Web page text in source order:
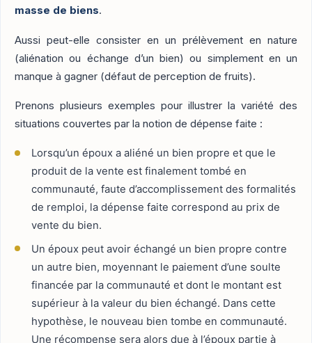
masse de biens.
Aussi peut-elle consister en un prélèvement en nature
(aliénation ou échange d’un bien) ou simplement en un
manque à gagner (défaut de perception de fruits).
Prenons plusieurs exemples pour illustrer la variété des
situations couvertes par la notion de dépense faite :
Lorsqu’un époux a aliéné un bien propre et que le
produit de la vente est finalement tombé en
communauté, faute d’accomplissement des formalités
de remploi, la dépense faite correspond au prix de
vente du bien.
Un époux peut avoir échangé un bien propre contre
un autre bien, moyennant le paiement d’une soulte
financée par la communauté et dont le montant est
supérieur à la valeur du bien échangé. Dans cette
hypothèse, le nouveau bien tombe en communauté.
Une récompense sera alors due à l’époux partie à